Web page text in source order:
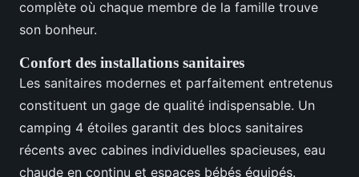
complète où chaque membre de la famille trouve
son bonheur.
Confort des installations sanitaires
Les sanitaires modernes et parfaitement entretenus
constituent un gage de qualité indispensable. Un
camping 4 étoiles garantit des blocs sanitaires
récents avec cabines individuelles spacieuses, eau
chaude en continu et espaces bébés équipés.